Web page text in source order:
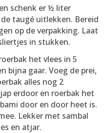
schenk er ½ liter
taugé uitlekken. Bereid
op de verpakking. Laat
in stukken.
het vlees in 5
bijna gaar. Voeg de prei,
alles nog 2
erdoor en roerbak het
door en door heet is.
Lekker met sambal
en atjar.